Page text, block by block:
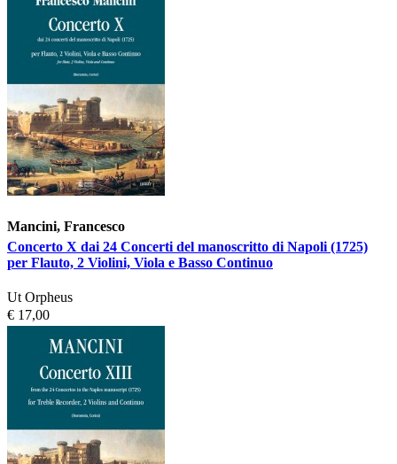
Mancini, Francesco
Concerto X dai 24 Concerti del manoscritto di Napoli (1725)
per Flauto, 2 Violini, Viola e Basso Continuo
Ut Orpheus
€ 17,00